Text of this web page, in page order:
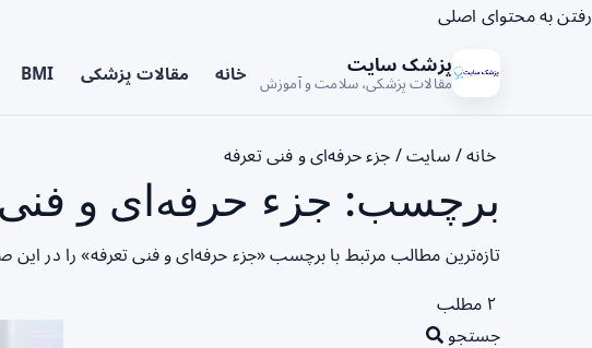
رفتن به محتوای اصلی
پزشک سایت
مقالات پزشکی، سلامت و آموزش خانه مقالات پزشکی BMI
خانه/ سایت/ جزء حرفه‌ای و فنی تعرفه
برچسب: جزء حرفه‌ای و فنی
تازه‌ترین مطالب مرتبط با برچسب «جزء حرفه‌ای و فنی تعرفه» را در
۲ مطلب
جستجو